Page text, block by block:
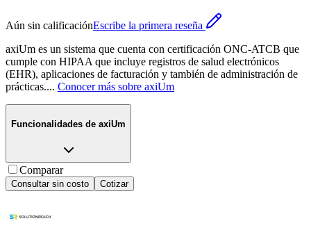
Aún sin calificaciónEscribe la primera reseña
axiUm es un sistema que cuenta con certificación ONC-ATCB que
cumple con HIPAA que incluye registros de salud electrónicos
(EHR), aplicaciones de facturación y también de administración de
prácticas.... Conocer más sobre axiUm
Funcionalidades de axiUm
Comparar
Consultar sin costo Cotizar